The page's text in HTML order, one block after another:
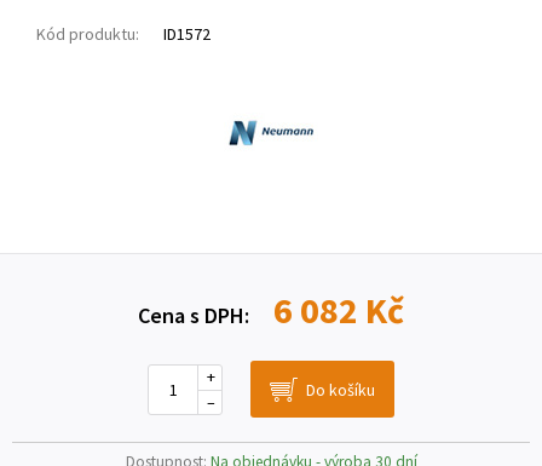
Kód produktu: ID1572
Cena s DPH: 6 082 Kč
–
+
Dostupnost: Na objednávku - výroba 30 dní